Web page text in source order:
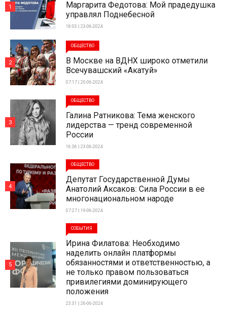
Маргарита Федотова: Мой прадедушка
управлял Поднебесной
18:03 | 23-06-2024
1
ОБЩЕСТВО
В Москве на ВДНХ широко отметили
Всечувашский «Акатуй»
07:17 | 20-06-2024
2
ОБЩЕСТВО
Галина Ратникова: Тема женского
лидерства — тренд современной
России
16:36 | 23-06-2024
3
ОБЩЕСТВО
Депутат Государственной Думы
Анатолий Аксаков: Сила России в ее
многонациональном народе
07:27 | 19-06-2024
4
СОБЫТИЯ
Ирина Филатова: Необходимо
наделить онлайн платформы
обязанностями и ответственностью, а
не только правом пользоваться
привилегиями доминирующего
положения
23:31 | 26-06-2024
5